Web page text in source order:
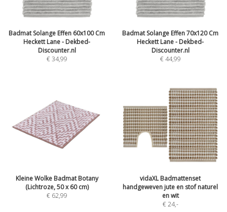
Badmat Solange Effen 60x100 Cm
Heckett Lane - Dekbed-
Discounter.nl
€ 34,99
Badmat Solange Effen 70x120 Cm
Heckett Lane - Dekbed-
Discounter.nl
€ 44,99
Kleine Wolke Badmat Botany
(Lichtroze, 50 x 60 cm)
€ 62,99
vidaXL Badmattenset
handgeweven jute en stof naturel
en wit
€ 24,-